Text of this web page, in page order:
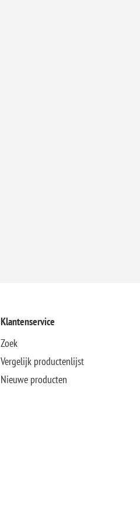
Klantenservice
Zoek
Vergelijk productenlijst
Nieuwe producten